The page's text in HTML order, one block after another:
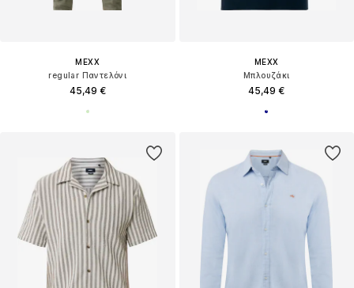
MEXX
regular Παντελόνι
45,49 €
MEXX
Μπλουζάκι
45,49 €